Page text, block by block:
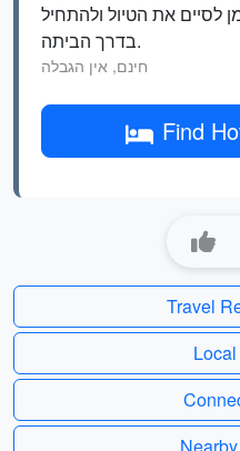
לסיים את הטיול ולהתחיל
בדרך הביתה.
חינם, אין הגבלה
Travel